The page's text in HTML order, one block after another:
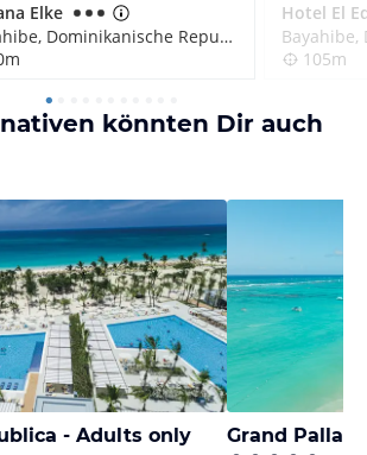
Elke
Bayahibe, Dominikanische Republik
Hotel El
105m
könnten Dir auch
- Adults only